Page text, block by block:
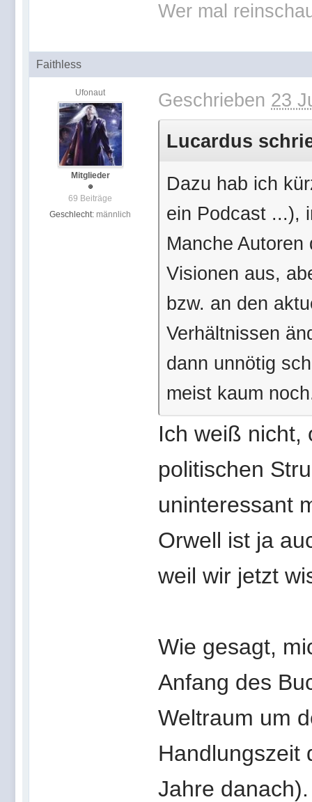
Wer mal
Faithless
Ufonaut
Mitglieder
69 Beiträge
Geschlecht: männlich
Geschrieben 23
Lucardus
Dazu hab ich
ein Podcast ...),
Manche
Visionen aus,
bzw. an den
Verhältnissen
dann unnötig
meist kaum
Ich weiß nicht,
politischen
uninteressant
Orwell ist ja
weil wir jetzt
Wie gesagt,
Anfang des
Weltraum um
Handlungszeit
Jahre